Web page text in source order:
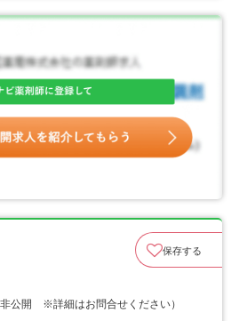
保存する
公開 ※詳細はお問合せください）